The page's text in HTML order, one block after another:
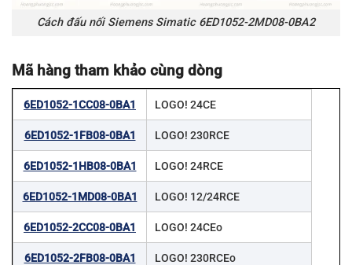
Cách đấu nối Siemens Simatic 6ED1052-2MD08-0BA2
Mã hàng tham khảo cùng dòng
6ED1052-1CC08-0BA1 LOGO! 24CE
6ED1052-1FB08-0BA1 LOGO! 230RCE
6ED1052-1HB08-0BA1 LOGO! 24RCE
6ED1052-1MD08-0BA1 LOGO! 12/24RCE
6ED1052-2CC08-0BA1 LOGO! 24CEo
6ED1052-2FB08-0BA1 LOGO! 230RCEo